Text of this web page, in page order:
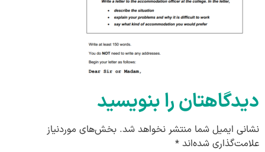
دیدگاهتان را بنویسید
نشانی ایمیل شما منتشر نخواهد شد. بخش‌های موردنیاز
علامت‌گذاری شده‌اند *